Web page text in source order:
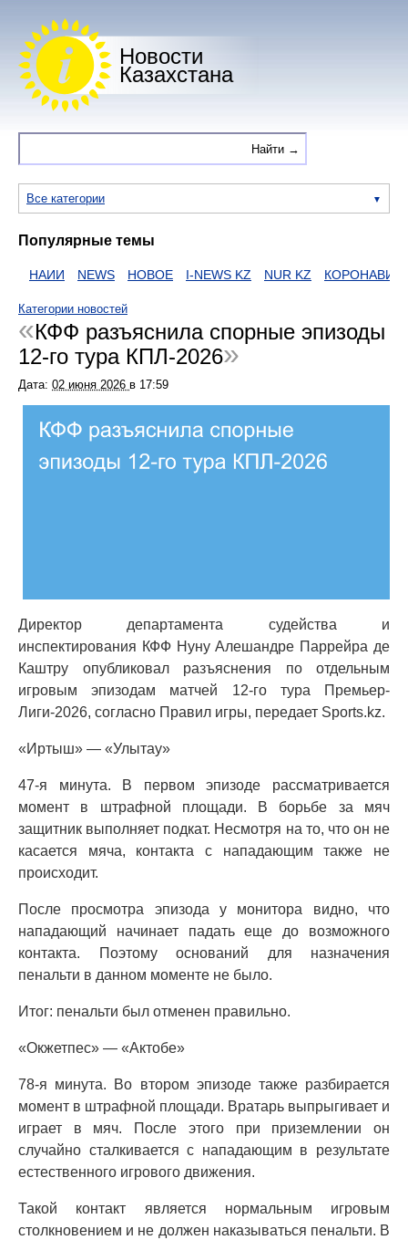
Новости
Казахстана
Все категории
Популярные темы
НАИИ NEWS НОВОЕ I-NEWS KZ NUR KZ КОРОНАВИРУС
Категории новостей
КФФ разъяснила спорные эпизоды
12-го тура КПЛ-2026
Дата: 02 июня 2026 в 17:59
Директор департамента судейства и
инспектирования КФФ Нуну Алешандре Паррейра де
Каштру опубликовал разъяснения по отдельным
игровым эпизодам матчей 12-го тура Премьер-
Лиги-2026, согласно Правил игры, передает Sports.kz.
«Иртыш» — «Улытау»
47-я минута. В первом эпизоде рассматривается
момент в штрафной площади. В борьбе за мяч
защитник выполняет подкат. Несмотря на то, что он не
касается мяча, контакта с нападающим также не
происходит.
После просмотра эпизода у монитора видно, что
нападающий начинает падать еще до возможного
контакта. Поэтому оснований для назначения
пенальти в данном моменте не было.
Итог: пенальти был отменен правильно.
«Окжетпес» — «Актобе»
78-я минута. Во втором эпизоде также разбирается
момент в штрафной площади. Вратарь выпрыгивает и
играет в мяч. После этого при приземлении он
случайно сталкивается с нападающим в результате
естественного игрового движения.
Такой контакт является нормальным игровым
столкновением и не должен наказываться пенальти. В